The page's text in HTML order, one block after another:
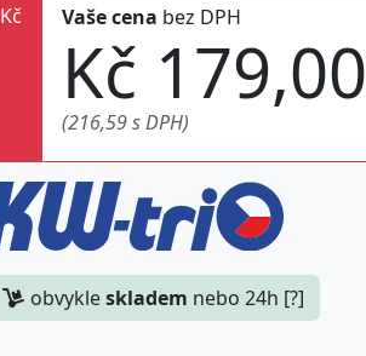
Kč
Vaše cena bez DPH
Kč 179,00
(216,59 s DPH)
obvykleskladem nebo 24h [?]